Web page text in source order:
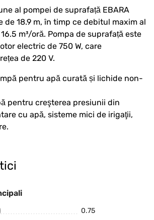
al pompei de suprafață EBARA
de 18.9 m, în timp ce debitul maxim al
m³/oră. Pompa de suprafață este
electric de 750 W, care
de 220 V.
pentru apă curată și lichide non-
pentru creşterea presiunii din
cu apă, sisteme mici de irigaţii,
0.75